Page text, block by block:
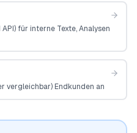
für interne Texte, Analysen
vergleichbar) Endkunden an